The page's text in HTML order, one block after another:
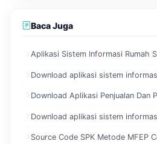
Baca Juga
Aplikasi Sistem Informasi Rumah
Download aplikasi sistem
Download Aplikasi Penjualan Dan
Download aplikasi sistem
Source Code SPK Metode MFEP